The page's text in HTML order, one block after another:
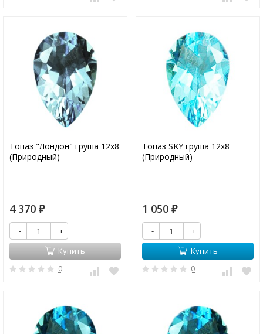
Топаз "Лондон" груша 12х8
(Природный)
4 370 ₽
-
+
Купить
0
Топаз SKY груша 12х8
(Природный)
1 050 ₽
-
+
Купить
0